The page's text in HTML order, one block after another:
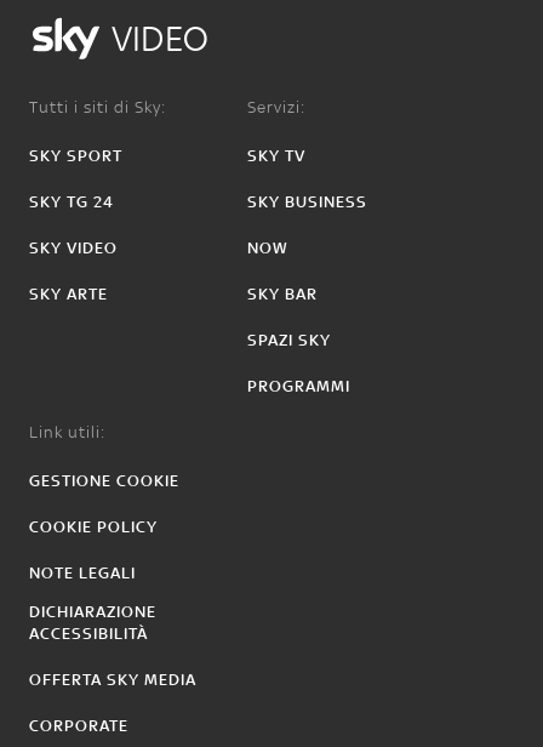
VIDEO
Tutti i siti di Sky:
SKY SPORT
SKY TG 24
SKY VIDEO
SKY ARTE
Servizi:
SKY TV
SKY BUSINESS
NOW
SKY BAR
SPAZI SKY
PROGRAMMI
Link utili:
GESTIONE COOKIE
COOKIE POLICY
NOTE LEGALI
DICHIARAZIONE
ACCESSIBILITÀ
OFFERTA SKY MEDIA
CORPORATE